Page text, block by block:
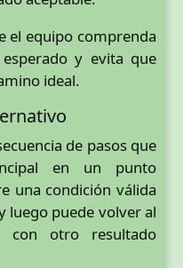
el equipo comprenda
y evita que
ideal.
de pasos que
en un punto
una condición válida
luego puede volver al
con otro resultado